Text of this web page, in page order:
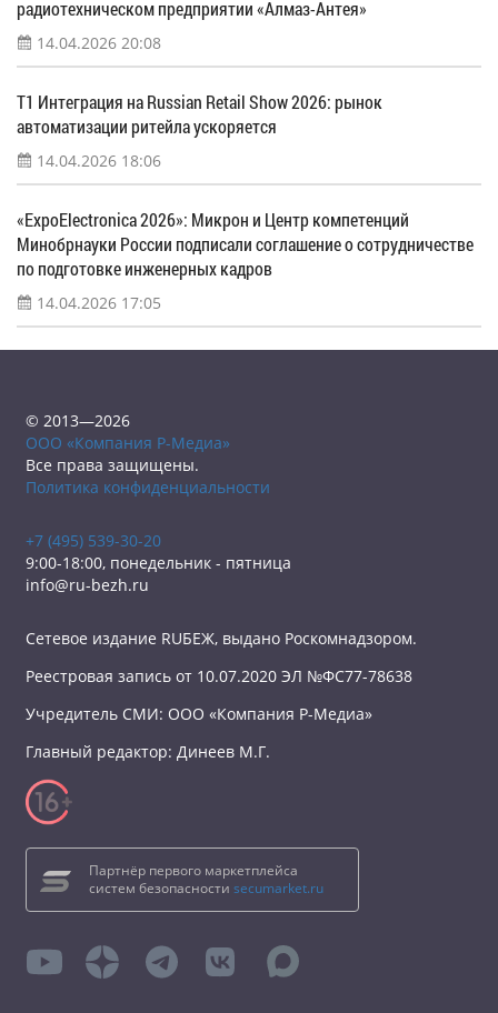
радиотехническом предприятии «Алмаз-Антея»
14.04.2026 20:08
Т1 Интеграция на Russian Retail Show 2026: рынок
автоматизации ритейла ускоряется
14.04.2026 18:06
«ExpoElectronica 2026»: Микрон и Центр компетенций
Минобрнауки России подписали соглашение о сотрудничестве
по подготовке инженерных кадров
14.04.2026 17:05
© 2013—2026
ООО «Компания Р-Медиа»
Все права защищены.
Политика конфиденциальности
+7 (495) 539-30-20
9:00-18:00, понедельник - пятница
info@ru-bezh.ru
Сетевое издание RUБЕЖ, выдано Роскомнадзором.
Реестровая запись от 10.07.2020 ЭЛ №ФС77-78638
Учредитель СМИ: ООО «Компания Р-Медиа»
Главный редактор: Динеев М.Г.
Партнёр первого маркетплейса
систем безопасности secumarket.ru